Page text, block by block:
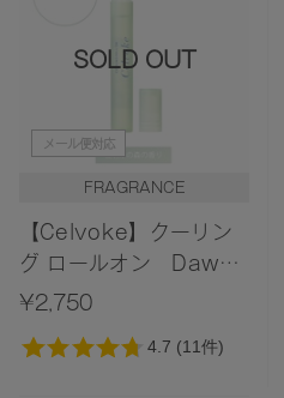
SOLD OUT
メール便対応
FRAGRANCE
【Celvoke】クーリン
グ ロールオン Dawn
Forest 〈夜明けの森の
¥2,750